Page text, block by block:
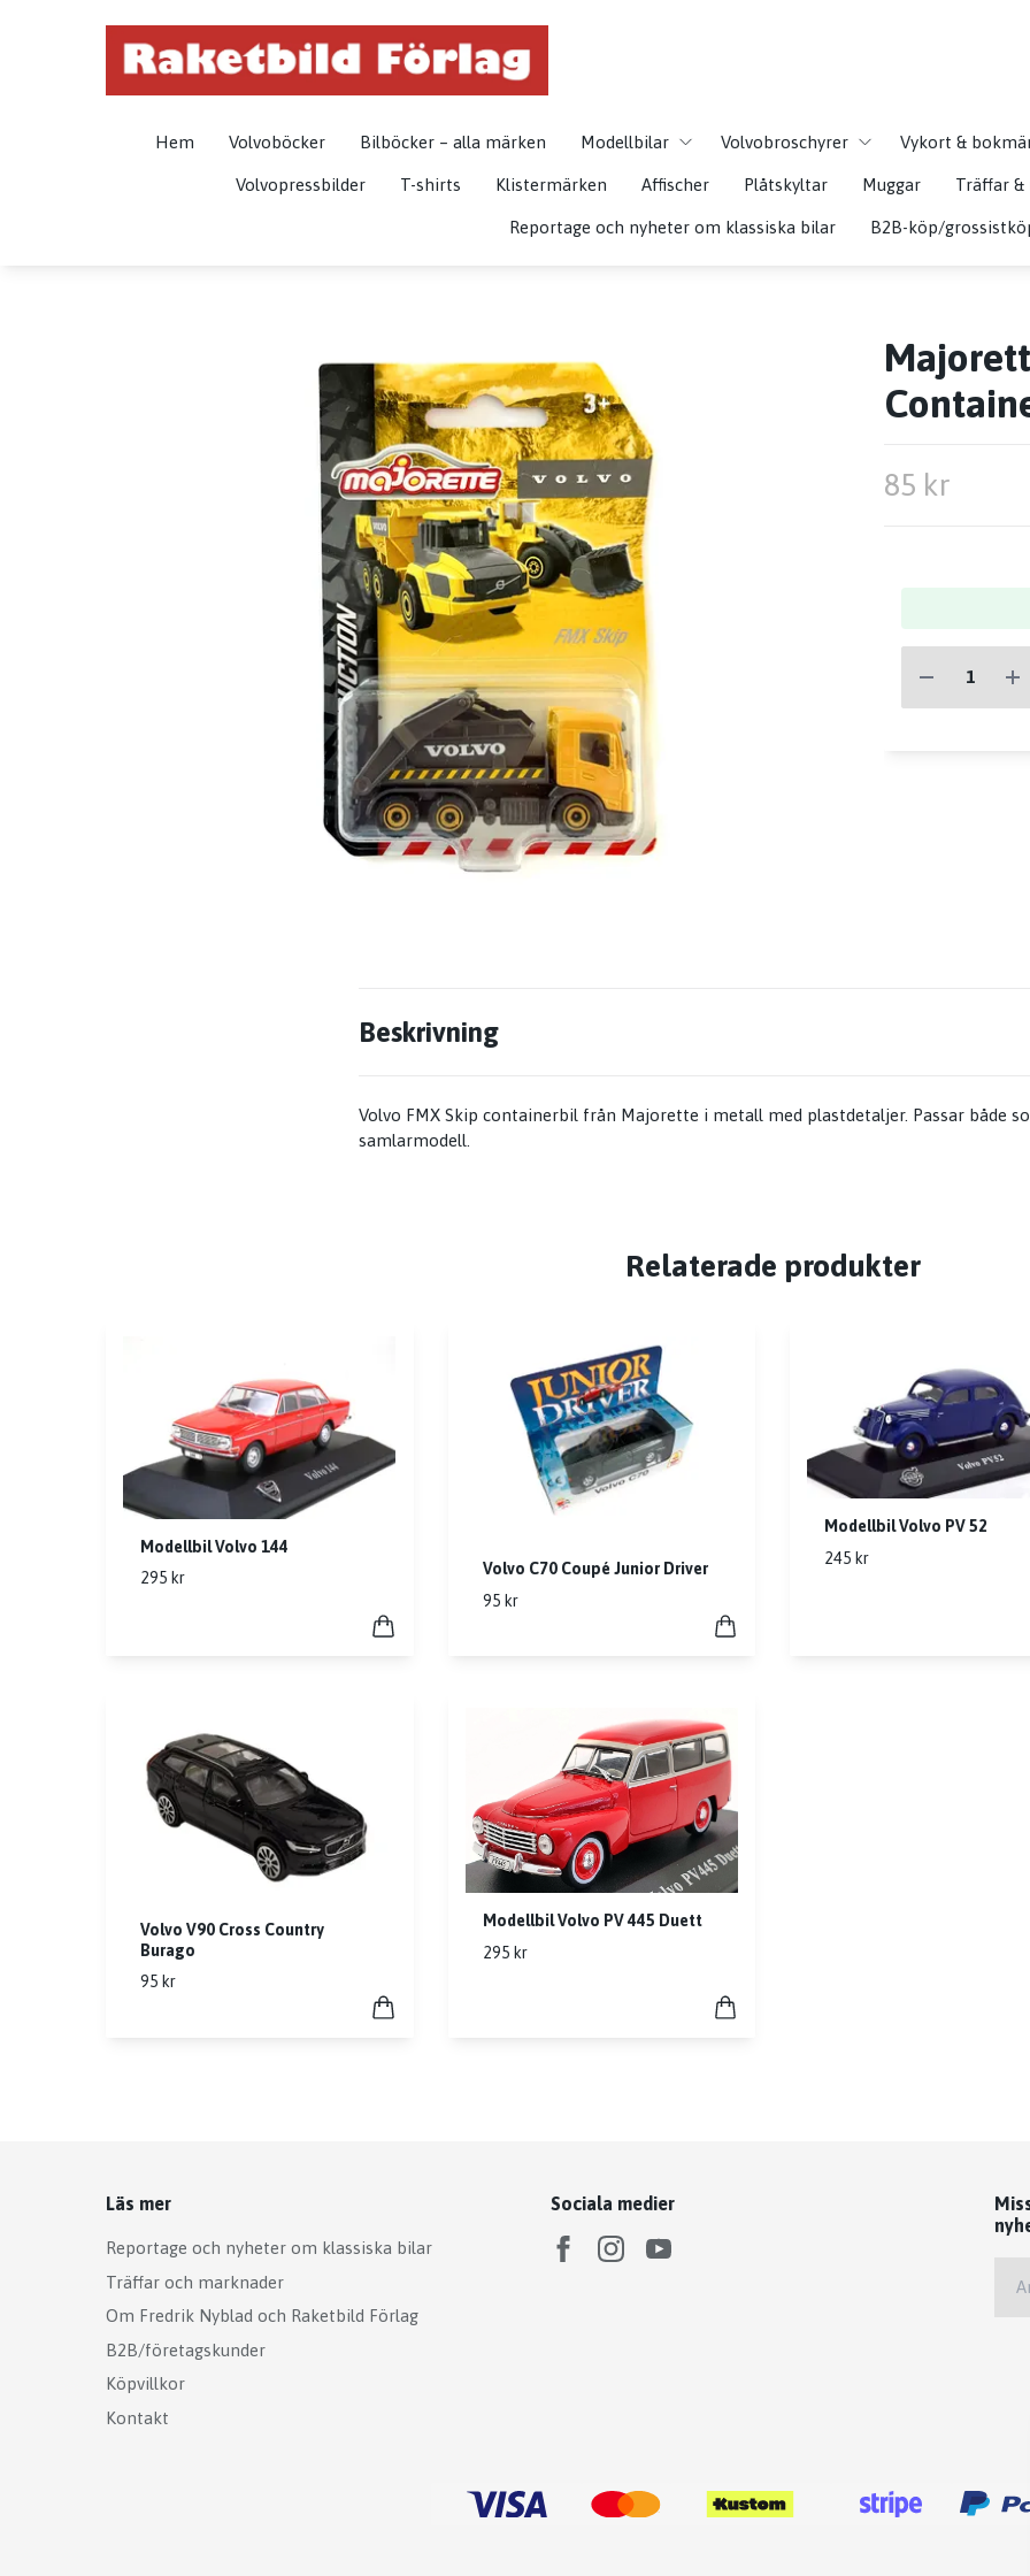
Hem Volvoböcker Bilböcker – alla märken Modellbilar Volvobroschyrer Vykort &
Volvopressbilder T-shirts Klistermärken Affischer Plåtskyltar Muggar Träffar &
Reportage och nyheter om klassiska bilar B2B-köp/
85 kr
Beskrivning
Volvo FMX Skip containerbil från Majorette i metall med plastdetaljer. Passar både
samlarmodell.
Relaterade produkter
Modellbil Volvo 144
295 kr
Volvo C70 Coupé Junior Driver
95 kr
Modellbil Volvo PV 52
245 kr
Volvo V90 Cross Country
Burago
95 kr
Modellbil Volvo PV 445 Duett
295 kr
Läs mer
Reportage och nyheter om klassiska bilar
Träffar och marknader
Om Fredrik Nyblad och Raketbild Förlag
B2B/företagskunder
Köpvillkor
Kontakt
Sociala medier